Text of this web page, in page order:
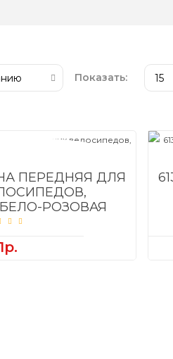
Показать:
ПЕРЕДНЯЯ ДЛЯ
РОЗОВАЯ